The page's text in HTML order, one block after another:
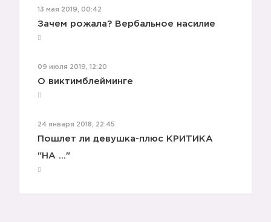
13 мая 2019, 00:42
Зачем рожала? Вербальное насилие
09 июля 2019, 12:20
О виктимблейминге
24 января 2018, 22:45
Пошлет ли девушка-плюс КРИТИКА
"НА ..."